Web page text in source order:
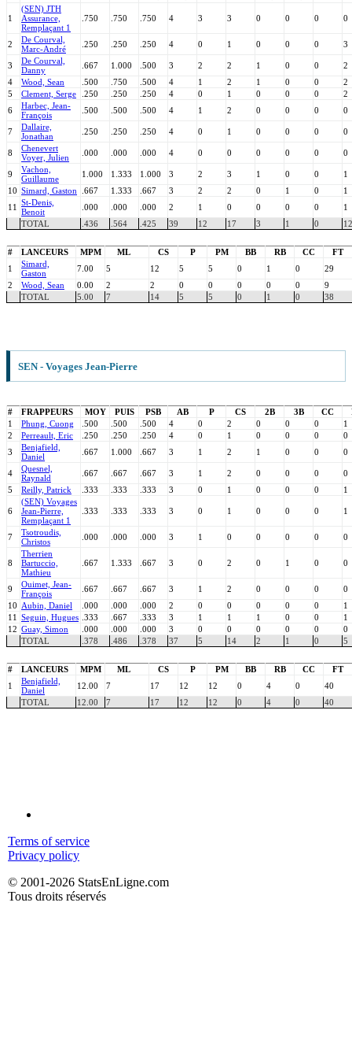
1
(SEN) JTH
Assurance,
Remplaçant 1
.750 .750 .750 4 3 3 0 0 0 0
2
De Courval,
Marc-André
.250 .250 .250 4 0 1 0 0 0 3
3
De Courval,
Danny
.667 1.000 .500 3 2 2 1 0 0
2
4
Wood, Sean .500 .750 .500 4 1 2 1 0 0
2
5
Clement, Serge .250 .250 .250 4 0 1 0 0 0
2
6
Harbec, Jean-
François
.500 .500 .500 4 1 2 0 0 0 0
7
Dallaire,
Jonathan
.250 .250 .250 4 0 1 0 0 0 0
8
Chenevert
Voyer, Julien
.000 .000 .000 4 0 0 0 0 0 0
9
Vachon,
Guillaume
1.000 1.333 1.000 3 2 3 1 0 0
1
10 Simard, Gaston .667 1.333 .667 3 2 2 0 1 0
1
11 St-Denis,
Benoit
.000 .000 .000 2 1 0 0 0 0
1
TOTAL
.436 .564 .425 39 12 17 3 1 0 12
# LANCEURS MPM ML CS P PM BB RB CC
FT
1
Simard,
Gaston
7.00 5 12 5 5 0 1 0
29
2
Wood, Sean 0.00 2 2 0 0 0 0 0
9
TOTAL
5.00 7 14 5 5 0 1 0 38
SEN - Voyages Jean-Pierre
# FRAPPEURS MOY PUIS PSB AB P CS 2B 3B CC
1
Phung, Cuong .500 .500 .500 4 0 2 0 0 0
1
2
Perreault, Eric .250 .250 .250 4 0 1 0 0 0
0
3
Benjafield,
Daniel
.667 1.000 .667 3 1 2 1 0 0 0
4
Quesnel,
Raynald
.667 .667 .667 3 1 2 0 0 0
0
5
Reilly, Patrick .333 .333 .333 3 0 1 0 0 0 1
6
(SEN) Voyages
Jean-Pierre,
Remplaçant 1
.333 .333 .333 3 0 1 0 0 0 1
7
Tsotroudis,
Christos
.000 .000 .000 3 1 0 0 0 0 0
8
Therrien
Bartuccio,
Mathieu
.667 1.333 .667 3 0 2 0 1 0 0
9
Ouimet, Jean-
François
.667 .667 .667 3 1 2 0 0 0
0
10 Aubin, Daniel .000 .000 .000 2 0 0 0 0 0
1
11 Seguin, Hugues .333 .667 .333 3 1 1 1 0 0
1
12 Guay, Simon .000 .000 .000 3 0 0 0 0 0
0
TOTAL
.378 .486 .378 37 5 14 2 1 0 5
# LANCEURS MPM ML CS P PM BB RB CC
FT
1
Benjafield,
Daniel
12.00 7 17 12 12 0 4 0
40
TOTAL
12.00 7 17 12 12 0 4 0 40
Terms of service
Privacy policy
© 2001-2026 StatsEnLigne.com
Tous droits réservés